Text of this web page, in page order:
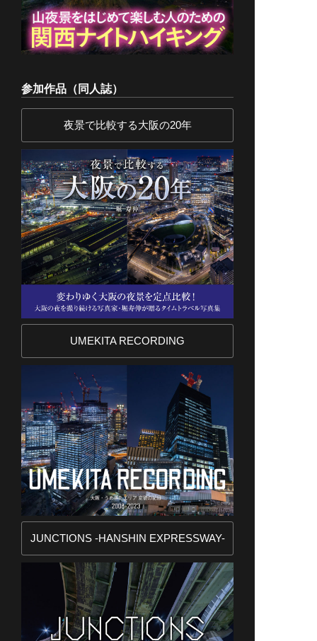
参加作品（同人誌）
夜景で比較する大阪の20年
UMEKITA RECORDING
JUNCTIONS -HANSHIN EXPRESSWAY-